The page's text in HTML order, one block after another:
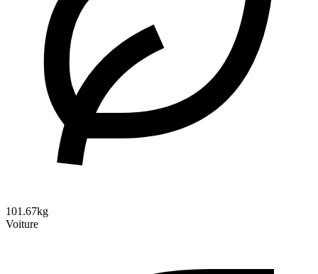
101.67kg
Voiture